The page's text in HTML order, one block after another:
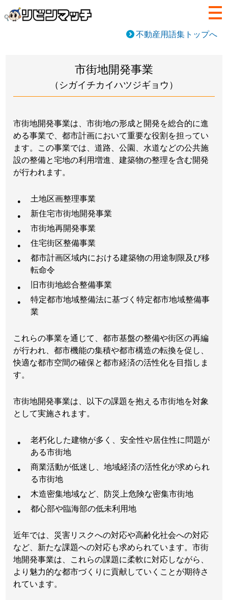
不動産用語集トップへ
市街地開発事業
（シガイチカイハツジギョウ）
市街地開発事業は、市街地の形成と開発を総合的に進
める事業で、都市計画において重要な役割を担ってい
ます。この事業では、道路、公園、水道などの公共施
設の整備と宅地の利用増進、建築物の整理を含む開発
が行われます。
土地区画整理事業
新住宅市街地開発事業
市街地再開発事業
住宅街区整備事業
都市計画区域内における建築物の用途制限及び移
転命令
旧市街地総合整備事業
特定都市地域整備法に基づく特定都市地域整備事
業
これらの事業を通じて、都市基盤の整備や街区の再編
が行われ、都市機能の集積や都市構造の転換を促し、
快適な都市空間の確保と都市経済の活性化を目指しま
す。
市街地開発事業は、以下の課題を抱える市街地を対象
として実施されます。
老朽化した建物が多く、安全性や居住性に問題が
ある市街地
商業活動が低迷し、地域経済の活性化が求められ
る市街地
木造密集地域など、防災上危険な密集市街地
都心部や臨海部の低未利用地
近年では、災害リスクへの対応や高齢化社会への対応
など、新たな課題への対応も求められています。市街
地開発事業は、これらの課題に柔軟に対応しながら、
より魅力的な都市づくりに貢献していくことが期待さ
れています。